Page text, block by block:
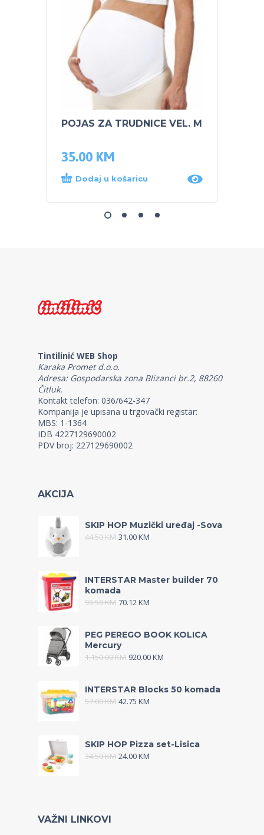
POJAS ZA TRUDNICE VEL. M
35.00 KM
Dodaj u košaricu
Tintilinić WEB Shop
Karaka Promet d.o.o.
Adresa: Gospodarska zona Blizanci br.2, 88260
Čitluk.
Kontakt telefon: 036/642-347
Kompanija je upisana u trgovački registar:
MBS: 1-1364
IDB 4227129690002
PDV broj: 227129690002
AKCIJA
SKIP HOP Muzički uređaj -Sova
44.50KM 31.00KM
INTERSTAR Master builder 70
komada
93.50KM 70.12KM
PEG PEREGO BOOK KOLICA
Mercury
1,150.00KM 920.00KM
INTERSTAR Blocks 50 komada
57.00KM 42.75 KM
SKIP HOP Pizza set-Lisica
34.50KM 24.00KM
VAŽNI LINKOVI